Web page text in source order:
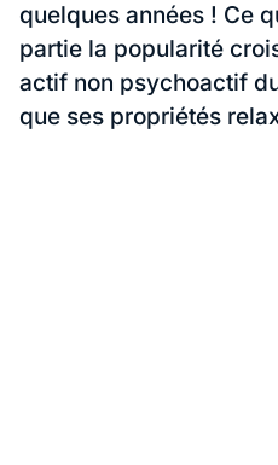
quelques années ! Ce
partie la popularité
actif non psychoactif
que ses propriétés